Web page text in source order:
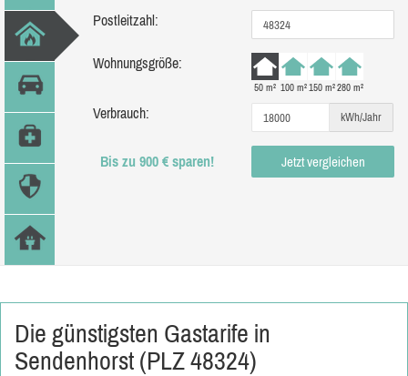
Postleitzahl:
Wohnungsgröße:
50 m² 100 m²150 m²280 m²
Verbrauch: kWh/Jahr
Bis zu 900 € sparen! Jetzt vergleichen
Die günstigsten Gastarife in
Sendenhorst (PLZ 48324)